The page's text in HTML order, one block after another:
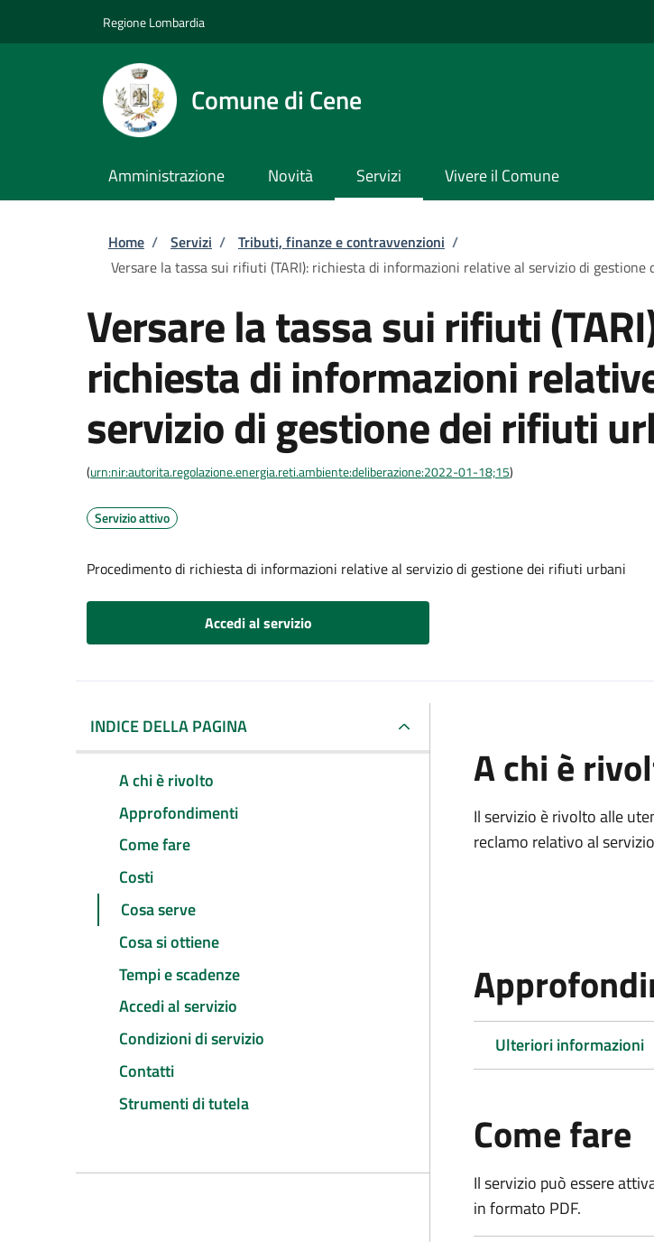
Regione Lombardia
Comune di Cene
Amministrazione Novità Servizi Vivere il Comune
Briciole di pane
Home / Servizi / Tributi, finanze e contravvenzioni /
Versare la tassa sui rifiuti (TARI): richiesta di informazioni relative al servizio di
Versare la tassa sui rifiuti
richiesta di informazioni
servizio di gestione dei rifiuti
(urn:nir:autorita.regolazione.energia.reti.ambiente:deliberazione:2022-01-18;15)
Servizio attivo
Procedimento di richiesta di informazioni relative al servizio di gestione dei rifiuti urbani
Accedi al servizio
INDICE DELLA PAGINA
A chi è rivolto
Approfondimenti
Come fare
Costi
Cosa serve
Cosa si ottiene
Tempi e scadenze
Accedi al servizio
Condizioni di servizio
Contatti
Strumenti di tutela
A chi è
Il servizio è rivolto alle
reclamo relativo al
Ulteriori informazioni
Come fare
Il servizio può essere
in formato PDF.